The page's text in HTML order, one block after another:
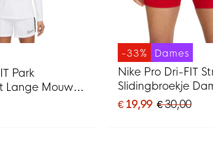
Park
Lange Mouwen
-33% Dames
Nike Pro Dri-FIT
Slidingbroekje
Rood
€ 19,99 € 30,00